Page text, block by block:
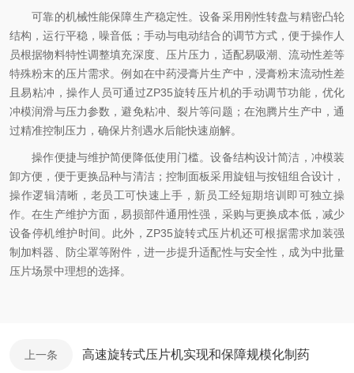
可靠的机械性能保障生产稳定性。设备采用刚性转盘与精密凸轮
结构，运行平稳，噪音低；手动与电动结合的调节方式，便于操作人
员根据物料特性调整填充深度、压片压力，适配易吸潮、流动性差等
特殊粉末的压片需求。例如在中药浸膏片生产中，浸膏粉末流动性差
且易粘冲，操作人员可通过ZP35旋转压片机的手动调节功能，优化
冲模润滑与压力参数，避免粘冲、裂片等问题；在泡腾片生产中，通
过精准控制压力，确保片剂遇水后能快速崩解。​
操作便捷与维护简便降低使用门槛。设备结构设计简洁，冲模装
卸方便，便于更换品种与清洁；控制面板采用旋钮与按钮组合设计，
操作逻辑清晰，老员工可快速上手，新员工经短期培训即可独立操
作。在生产维护方面，易损部件通用性强，采购与更换成本低，减少
设备停机维护时间。此外，ZP35旋转式压片机还可根据需求加装强
制加料器、防尘罩等附件，进一步提升适配性与安全性，成为中批量
压片场景中理想的选择。​
上一条 高速旋转式压片机实现和保障规模化制药